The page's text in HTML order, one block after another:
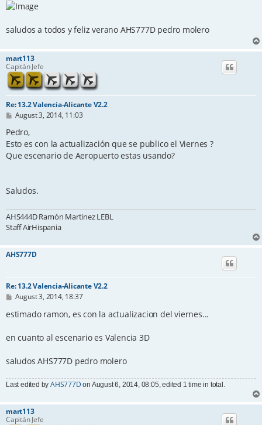
saludos a todos y feliz verano AHS777D pedro molero
mart113
Capitán Jefe
Re: 13.2 Valencia-Alicante V2.2
P
s
August 3, 2014, 11:03
Pedro,
Esto es con la actualización que se publico el Viernes ?
Que escenario de Aeropuerto estas usando?
Saludos.
AHS444D Ramón Martinez LEBL
Staff AirHispania
AHS777D
Re: 13.2 Valencia-Alicante V2.2
P
s
t
August 3, 2014, 18:37
estimado ramon, es con la actualizacion del viernes...
en cuanto al escenario es Valencia 3D
saludos AHS777D pedro molero
Last edited by AHS777D on August 6, 2014, 08:05, edited 1 time in total.
mart113
Capitán Jefe